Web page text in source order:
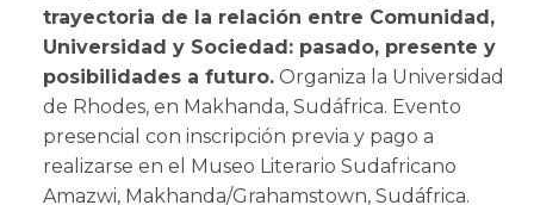
trayectoria de la relación entre Comunidad,
Universidad y Sociedad: pasado, presente y
posibilidades a futuro.Organiza la Universidad
de Rhodes, en Makhanda, Sudáfrica. Evento
presencial con inscripción previa y pago a
realizarse en el Museo Literario Sudafricano
Amazwi, Makhanda/Grahamstown, Sudáfrica.